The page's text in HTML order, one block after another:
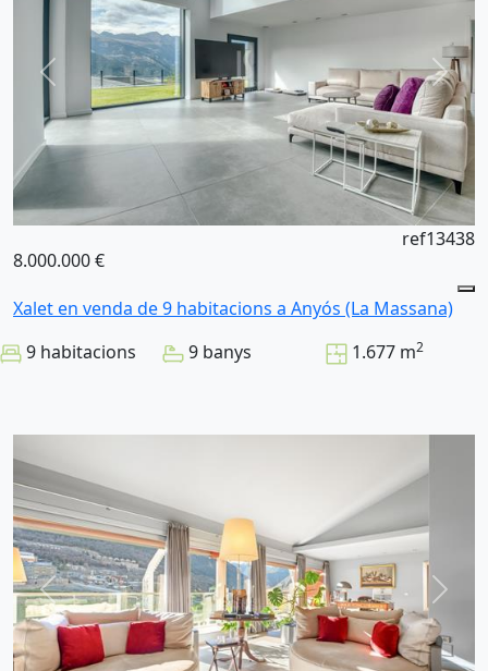
8.000.000 €
ref13438
Xalet en venda de 9 habitacions a Anyós (La Massana)
9 habitacions
9 banys 1.677 m2